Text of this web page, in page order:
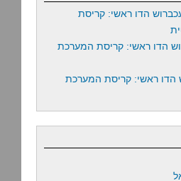
הדו ראשי: קריסת
הדו ראשי: קריסת המערכת
הדו ראשי: קריסת המערכת